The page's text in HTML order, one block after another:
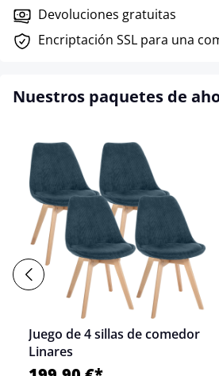
Devoluciones gratuitas
Encriptación SSL para una
Nuestros paquetes de
Juego de 4 sillas de comedor
Linares